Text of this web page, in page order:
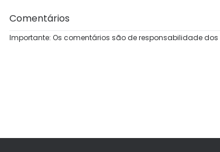
Comentários
Importante: Os comentários são de responsabilidade